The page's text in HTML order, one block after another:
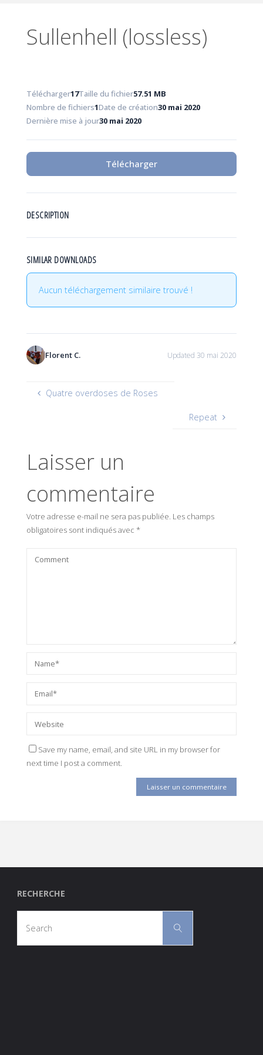
Sullenhell (lossless)
Télécharger17Taille du fichier57.51 MB
Nombre de fichiers1Date de création30 mai 2020
Dernière mise à jour30 mai 2020
Télécharger
DESCRIPTION
SIMILAR DOWNLOADS
Aucun téléchargement similaire trouvé !
Florent C. Updated 30 mai 2020
Quatre overdoses de Roses
Repeat
Laisser un
commentaire
Votre adresse e-mail ne sera pas publiée. Les champs
obligatoires sont indiqués avec *
Save my name, email, and site URL in my browser for
next time I post a comment.
RECHERCHE
Search